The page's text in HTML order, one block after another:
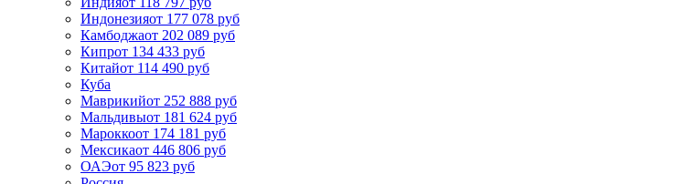
Индонезияот 177 078 руб
Камбоджаот 202 089 руб
Кипрот 134 433 руб
Китайот 114 490 руб
Куба
Маврикийот 252 888 руб
Мальдивыот 181 624 руб
Мароккоот 174 181 руб
Мексикаот 446 806 руб
ОАЭот 95 823 руб